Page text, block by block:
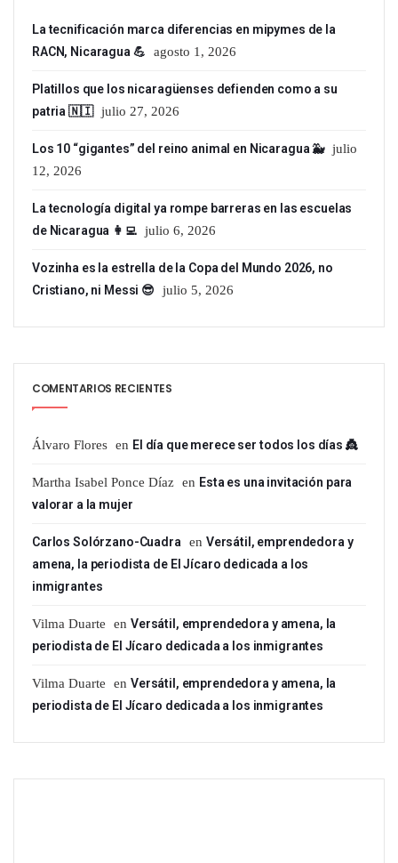
La tecnificación marca diferencias en mipymes de la
RACN, Nicaragua 💪
agosto 1, 2026
Platillos que los nicaragüenses defienden como a su
patria 🇳🇮 julio 27, 2026
Los 10 “gigantes” del reino animal en Nicaragua 🐳 julio
12, 2026
La tecnología digital ya rompe barreras en las escuelas
de Nicaragua 👩‍💻 julio 6, 2026
Vozinha es la estrella de la Copa del Mundo 2026, no
Cristiano, ni Messi 😎
julio 5, 2026
COMENTARIOS RECIENTES
Álvaro Flores en El día que merece ser todos los días 👸
Martha Isabel Ponce Díaz en Esta es una invitación para
valorar a la mujer
Carlos Solórzano-Cuadra en Versátil, emprendedora y
amena, la periodista de El Jícaro dedicada a los
inmigrantes
Vilma Duarte en Versátil, emprendedora y amena, la
periodista de El Jícaro dedicada a los inmigrantes
Vilma Duarte en Versátil, emprendedora y amena, la
periodista de El Jícaro dedicada a los inmigrantes